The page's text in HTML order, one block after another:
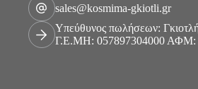
sales@kosmima-gkiotli.gr
Υπεύθυνος πωλήσεων:
Γ.Ε.ΜΗ: 057897304000 ΑΦΜ: